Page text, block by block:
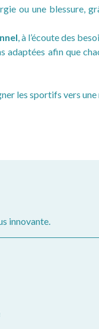
ou une blessure,
, à l’écoute des
adaptées afin que
les sportifs vers
innovante.